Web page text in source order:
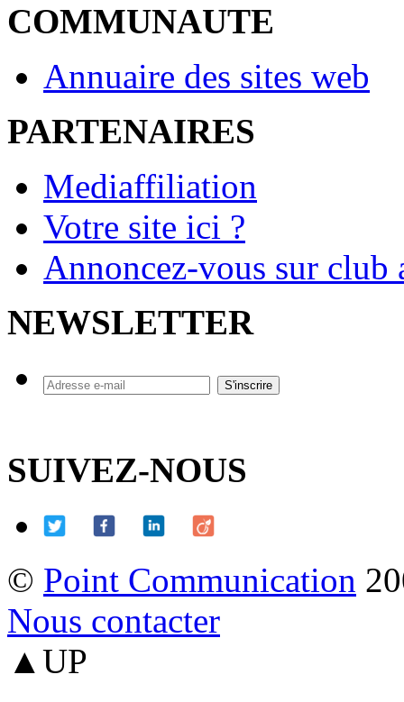
COMMUNAUTE
Annuaire des sites web
PARTENAIRES
Mediaffiliation
Votre site ici ?
Annoncez-vous sur
NEWSLETTER
SUIVEZ-NOUS
© Point Communication
Nous contacter
▲UP